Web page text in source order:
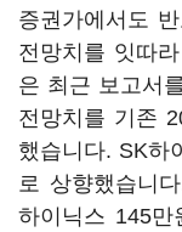
증권가에서도
전망치를 잇따
은 최근 보고서
전망치를 기존
했습니다. SK하
로 상향했습니
하이닉스 145